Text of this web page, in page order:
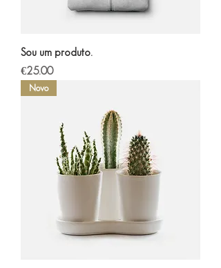
Sou um produto.
Price
€25.00
Novo